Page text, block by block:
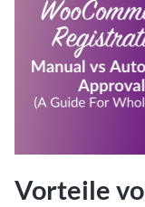
Vorteile